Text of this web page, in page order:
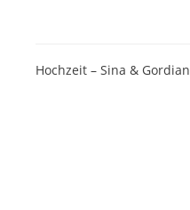
Hochzeit – Sina & Gordian